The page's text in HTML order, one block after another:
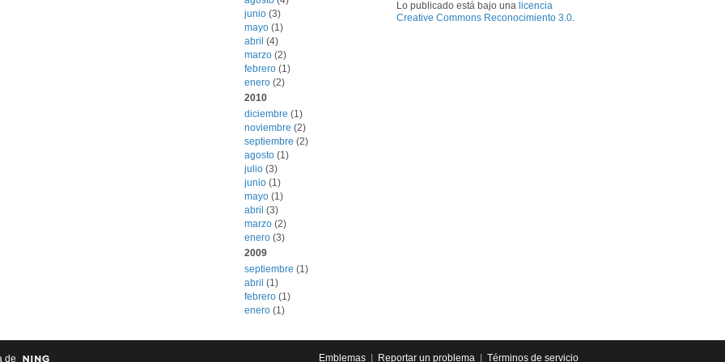
junio (3)
mayo (1)
abril (4)
marzo (2)
febrero (1)
enero (2)
2010
diciembre (1)
noviembre (2)
septiembre (2)
agosto (1)
julio (3)
junio (1)
mayo (1)
abril (3)
marzo (2)
enero (3)
2009
septiembre (1)
abril (1)
febrero (1)
enero (1)
Lo publicado está bajo una licencia
Creative Commons Reconocimiento 3.0.
de Emblemas Reportar un problema Términos de servicio